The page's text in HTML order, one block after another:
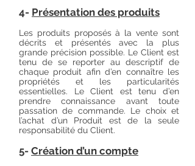
4- Présentation des produits
Les produits proposés à la vente sont
décrits et présentés avec la plus
grande précision possible. Le Client est
tenu de se reporter au descriptif de
chaque produit afin d’en connaître les
propriétés et les particularités
essentielles. Le Client est tenu d’en
prendre connaissance avant toute
passation de commande. Le choix et
l’achat d’un Produit est de la seule
responsabilité du Client.
5- Création d’un compte